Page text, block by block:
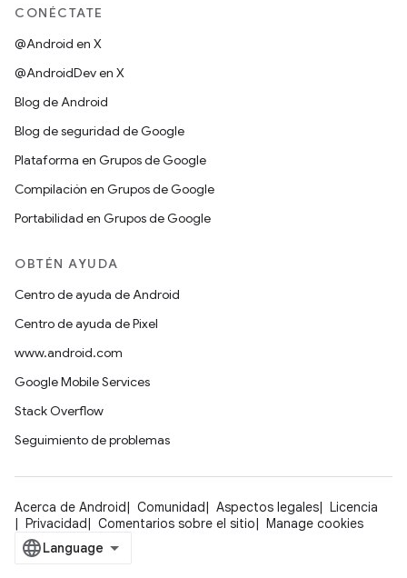
CONÉCTATE
@Android en X
@AndroidDev en X
Blog de Android
Blog de seguridad de Google
Plataforma en Grupos de Google
Compilación en Grupos de Google
Portabilidad en Grupos de Google
OBTÉN AYUDA
Centro de ayuda de Android
Centro de ayuda de Pixel
www.android.com
Google Mobile Services
Stack Overflow
Seguimiento de problemas
Acerca de Android Comunidad Aspectos legales
Licencia
Privacidad
Comentarios sobre el sitio Manage cookies